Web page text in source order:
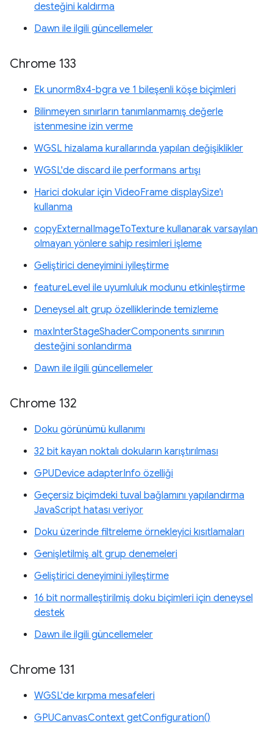
desteğini kaldırma
Dawn ile ilgili güncellemeler
Chrome 133
Ek unorm8x4-bgra ve 1 bileşenli köşe biçimleri
Bilinmeyen sınırların tanımlanmamış değerle
istenmesine izin verme
WGSL hizalama kurallarında yapılan değişiklikler
WGSL'de discard ile performans artışı
Harici dokular için VideoFrame displaySize'ı
kullanma
copyExternalImageToTexture kullanarak varsayılan
olmayan yönlere sahip resimleri işleme
Geliştirici deneyimini iyileştirme
featureLevel ile uyumluluk modunu etkinleştirme
Deneysel alt grup özelliklerinde temizleme
maxInterStageShaderComponents sınırının
desteğini sonlandırma
Dawn ile ilgili güncellemeler
Chrome 132
Doku görünümü kullanımı
32 bit kayan noktalı dokuların karıştırılması
GPUDevice adapterInfo özelliği
Geçersiz biçimdeki tuval bağlamını yapılandırma
JavaScript hatası veriyor
Doku üzerinde filtreleme örnekleyici kısıtlamaları
Genişletilmiş alt grup denemeleri
Geliştirici deneyimini iyileştirme
16 bit normalleştirilmiş doku biçimleri için deneysel
destek
Dawn ile ilgili güncellemeler
Chrome 131
WGSL'de kırpma mesafeleri
GPUCanvasContext getConfiguration()